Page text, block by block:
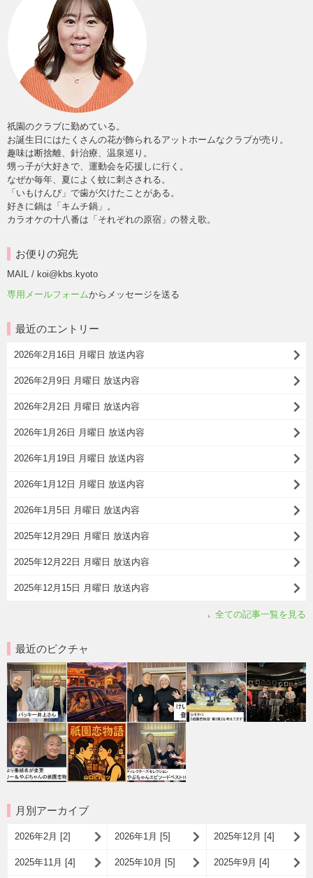
祇園のクラブに勤めている。
お誕生日にはたくさんの花が飾られるアットホームなクラブが売り。
趣味は断捨離、針治療、温泉巡り。
甥っ子が大好きで、運動会を応援しに行く。
なぜか毎年、夏によく蚊に刺さされる。
「いもけんぴ」で歯が欠けたことがある。
好きに鍋は「キムチ鍋」。
カラオケの十八番は「それぞれの原宿」の替え歌。
お便りの宛先
MAIL / koi@kbs.kyoto
専用メールフォームからメッセージを送る
最近のエントリー
2026年2月16日 月曜日 放送内容
2026年2月9日 月曜日 放送内容
2026年2月2日 月曜日 放送内容
2026年1月26日 月曜日 放送内容
2026年1月19日 月曜日 放送内容
2026年1月12日 月曜日 放送内容
2026年1月5日 月曜日 放送内容
2025年12月29日 月曜日 放送内容
2025年12月22日 月曜日 放送内容
2025年12月15日 月曜日 放送内容
全ての記事一覧を見る
最近のピクチャ
月別アーカイブ
2026年2月 [2] 2026年1月 [5] 2025年12月 [4]
2025年11月 [4] 2025年10月 [5] 2025年9月 [4]